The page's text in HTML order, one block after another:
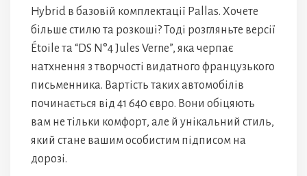
Hybrid в базовій комплектації Pallas. Хочете
більше стилю та розкоші? Тоді розгляньте версії
Étoile та “DS N°4 Jules Verne”, яка черпає
натхнення з творчості видатного французького
письменника. Вартість таких автомобілів
починається від 41 640 євро. Вони обіцяють
вам не тільки комфорт, але й унікальний стиль,
який стане вашим особистим підписом на
дорозі.